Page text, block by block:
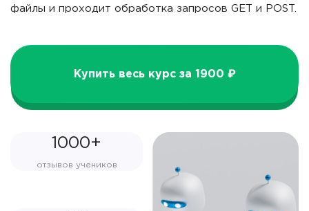
файлы и проходит обработка запросов GET и POST.
Купить весь курс за 1900 ₽
1000+
отзывов учеников